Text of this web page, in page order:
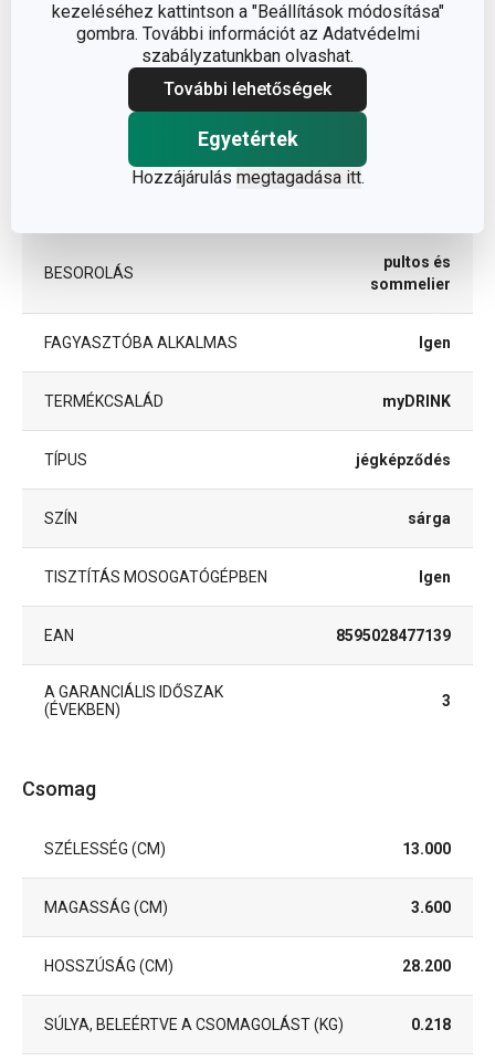
kezeléséhez kattintson a "Beállítások módosítása"
gombra. További információt az Adatvédelmi
szabályzatunkban olvashat.
További lehetőségek
Egyetértek
Hozzájárulás megtagadása itt.
A TERMÉK SZÉLESSÉGE (CM) 13
A TERMÉK HOSSZA (CM)
BESOROLÁS
pultos és
sommelier
FAGYASZTÓBA ALKALMAS Igen
TERMÉKCSALÁD myDRINK
TÍPUS jégképződés
SZÍN sárga
TISZTÍTÁS MOSOGATÓGÉPBEN Igen
EAN 8595028477139
A GARANCIÁLIS IDŐSZAK
(ÉVEKBEN)
3
Csomag
SZÉLESSÉG (CM) 13.000
MAGASSÁG (CM) 3.600
HOSSZÚSÁG (CM) 28.200
SÚLYA, BELEÉRTVE A CSOMAGOLÁST (KG) 0.218